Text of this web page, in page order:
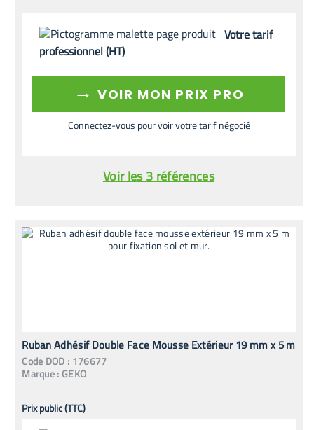
Votre tarif
professionnel (HT)
→ VOIR MON PRIX PRO
Connectez-vous pour voir votre tarif négocié
Voir les 3 références
Ruban Adhésif Double Face Mousse Extérieur 19 mm x 5 m
Code DOD : 176677
Marque : GEKO
Prix public (TTC)